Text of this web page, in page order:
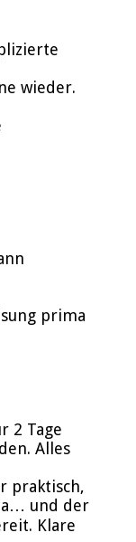
wieder.
prima
2 Tage
Alles
praktisch,
und der
Klare